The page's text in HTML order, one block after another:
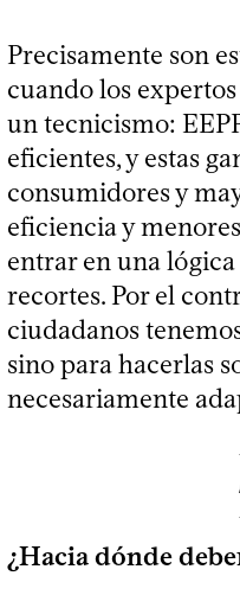
Precisamente son
cuando los
un tecnicismo:
eficientes, y estas
consumidores y
eficiencia y
entrar en una
recortes. Por el
ciudadanos
sino para hacerlas
necesariamente
¿Hacia dónde